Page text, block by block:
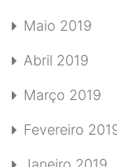
Maio 2019
Abril 2019
Março 2019
Fevereiro